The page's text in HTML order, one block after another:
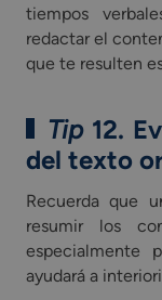
tiempos
redactar el
que te resulten
Tip 12.
del texto
Recuerda que
resumir los
especialmente
ayudará a